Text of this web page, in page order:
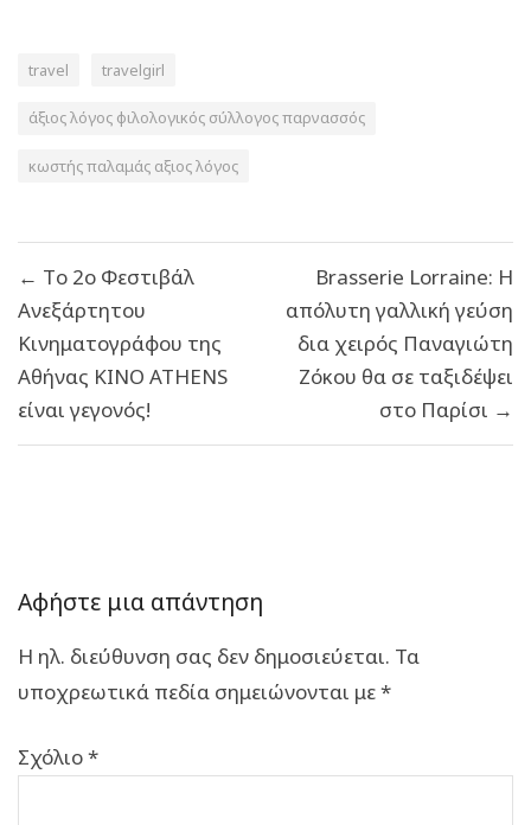
travel travelgirl
άξιος λόγος φιλολογικός σύλλογος παρνασσός
κωστής παλαμάς αξιος λόγος
άρθρων
← Tο 2ο Φεστιβάλ
Ανεξάρτητου
Κινηματογράφου της
Αθήνας ΚΙΝΟ ΑΤΗΕΝS
είναι γεγονός!
Brasserie Lorraine: Η
απόλυτη γαλλική γεύση
δια χειρός Παναγιώτη
Ζόκου θα σε ταξιδέψει
στο Παρίσι →
Αφήστε μια απάντηση
Η ηλ. διεύθυνση σας δεν δημοσιεύεται. Τα
υποχρεωτικά πεδία σημειώνονται με*
Σχόλιο*